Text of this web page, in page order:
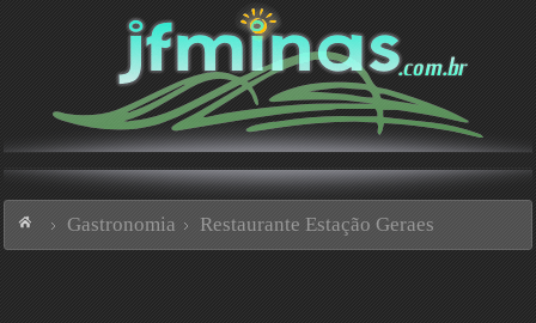
Gastronomia Restaurante Estação Geraes